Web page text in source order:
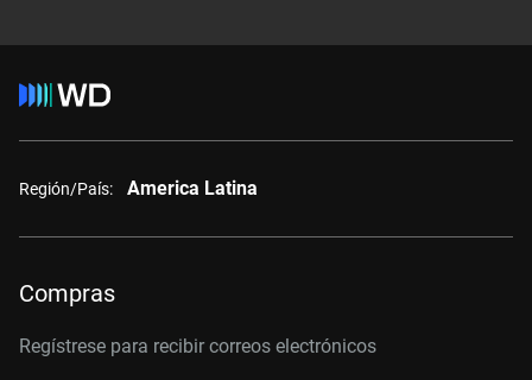
Región/País: America Latina
Compras
Regístrese para recibir correos electrónicos